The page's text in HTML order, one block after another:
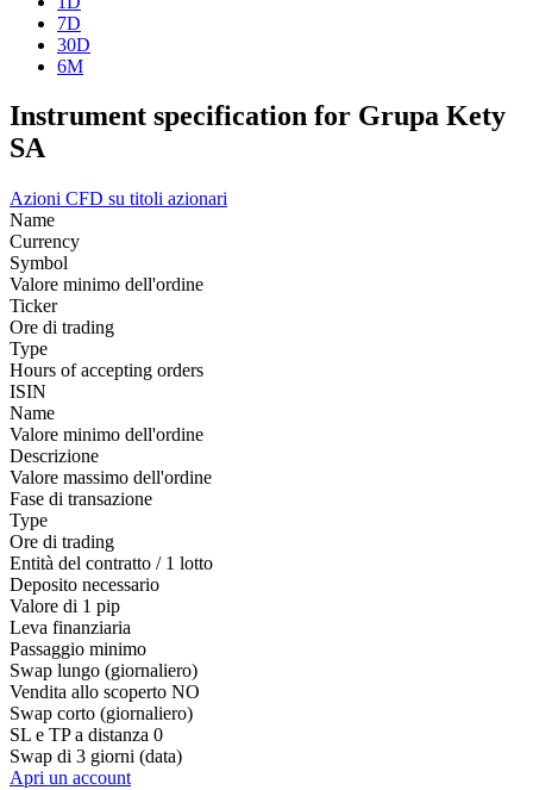
7D
30D
6M
Instrument specification for Grupa Kety
SA
Azioni CFD su titoli azionari
Name
Currency
Symbol
Valore minimo dell'ordine
Ticker
Ore di trading
Type
Hours of accepting orders
ISIN
Name
Valore minimo dell'ordine
Descrizione
Valore massimo dell'ordine
Fase di transazione
Type
Ore di trading
Entità del contratto / 1 lotto
Deposito necessario
Valore di 1 pip
Leva finanziaria
Passaggio minimo
Swap lungo (giornaliero)
Vendita allo scoperto NO
Swap corto (giornaliero)
SL e TP a distanza 0
Swap di 3 giorni (data)
Apri un account